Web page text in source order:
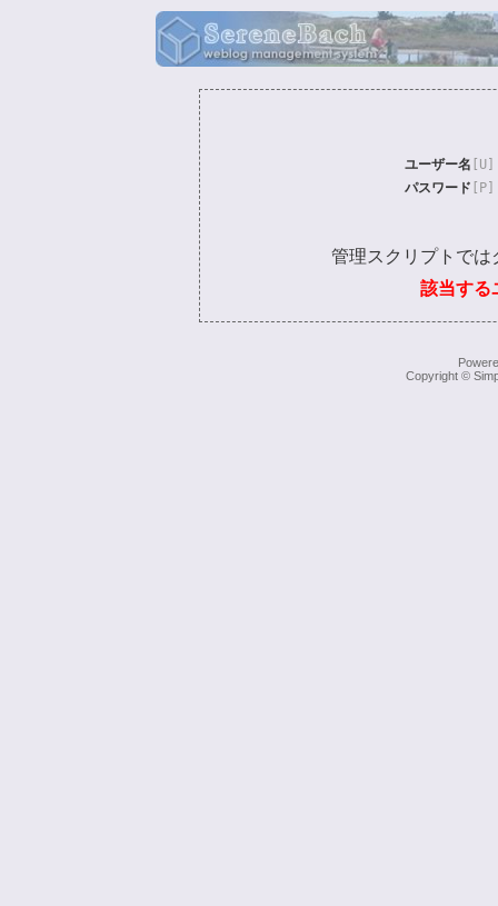
ユーザー名 [U]
パスワード [P]
管理スクリプトでは
該当する
Copyright ©